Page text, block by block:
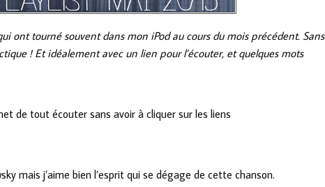
ont tourné souvent dans mon iPod au cours du mois précédent. Sans
! Et idéalement avec un lien pour l’écouter, et quelques mots
de tout écouter sans avoir à cliquer sur les liens
mais j’aime bien l’esprit qui se dégage de cette chanson.